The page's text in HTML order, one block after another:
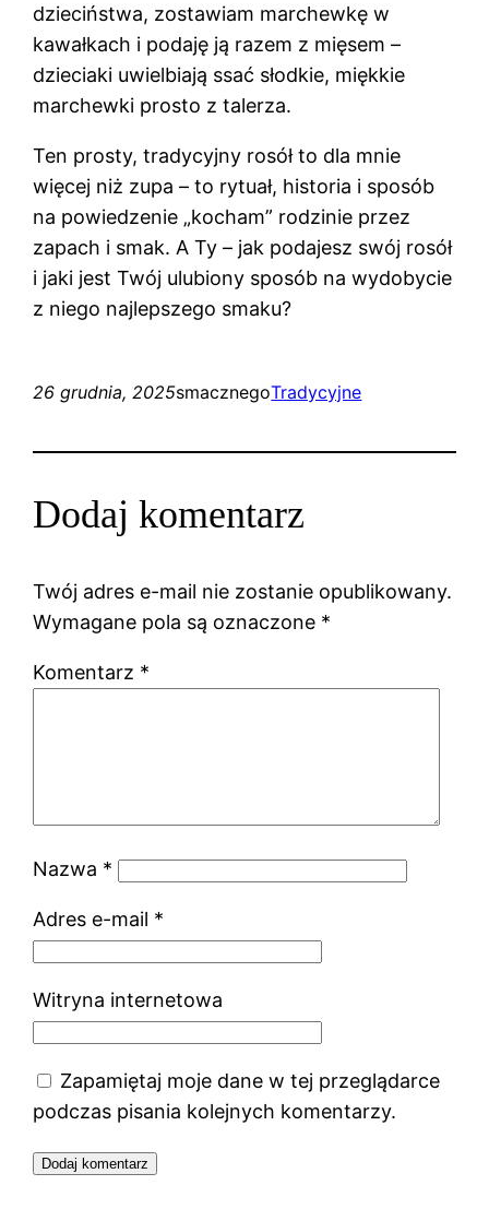
dzieciństwa, zostawiam marchewkę w
kawałkach i podaję ją razem z mięsem –
dzieciaki uwielbiają ssać słodkie, miękkie
marchewki prosto z talerza.
Ten prosty, tradycyjny rosół to dla mnie
więcej niż zupa – to rytuał, historia i sposób
na powiedzenie „kocham” rodzinie przez
zapach i smak. A Ty – jak podajesz swój rosół
i jaki jest Twój ulubiony sposób na wydobycie
z niego najlepszego smaku?
26 grudnia, 2025smacznegoTradycyjne
Dodaj komentarz
Twój adres e-mail nie zostanie opublikowany.
Wymagane pola są oznaczone *
Komentarz *
Nazwa *
Adres e-mail *
Witryna internetowa
Zapamiętaj moje dane w tej przeglądarce
podczas pisania kolejnych komentarzy.